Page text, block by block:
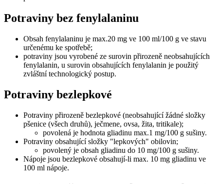
Potraviny bez fenylalaninu
Obsah fenylalaninu je max.20 mg ve 100 ml/100 g ve stavu
určenému ke spotřebě;
potraviny jsou vyrobené ze surovin přirozeně neobsahujících
fenylalanin, u surovin obsahujících fenylalanin je použitý
zvláštní technologický postup.
Potraviny bezlepkové
Potraviny přirozeně bezlepkové (neobsahující žádné složky
pšenice (všech druhů), ječmene, ovsa, žita, tritikale);
povolená je hodnota gliadinu max.1 mg/100 g sušiny.
Potraviny obsahující složky "lepkových" obilovin;
povolený je obsah gliadinu do 10 mg/100 g sušiny.
Nápoje jsou bezlepkové obsahují-li max. 10 mg gliadinu ve
100 ml nápoje.